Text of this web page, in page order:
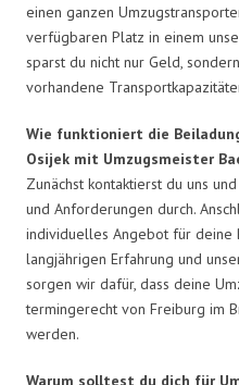
einen ganzen
verfügbaren Platz in einem
sparst du nicht nur Geld,
vorhandene
Wie funktioniert die
Osijek mit Umzugsmeister
Zunächst kontaktierst du uns
und Anforderungen durch.
individuelles Angebot für deine
langjährigen Erfahrung und
sorgen wir dafür, dass deine
termingerecht von Freiburg im
werden.
Warum solltest du dich für